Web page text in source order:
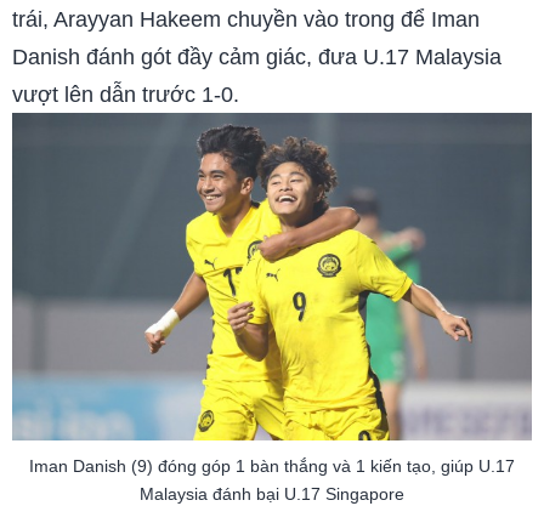
trái, Arayyan Hakeem chuyền vào trong để Iman
Danish đánh gót đầy cảm giác, đưa U.17 Malaysia
vượt lên dẫn trước 1-0.
Iman Danish (9) đóng góp 1 bàn thắng và 1 kiến tạo, giúp U.17
Malaysia đánh bại U.17 Singapore